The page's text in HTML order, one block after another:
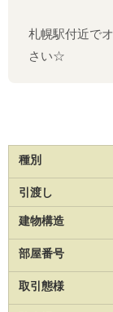
札幌駅付近で
さい☆
種別
引渡し
建物構造
部屋番号
取引態様